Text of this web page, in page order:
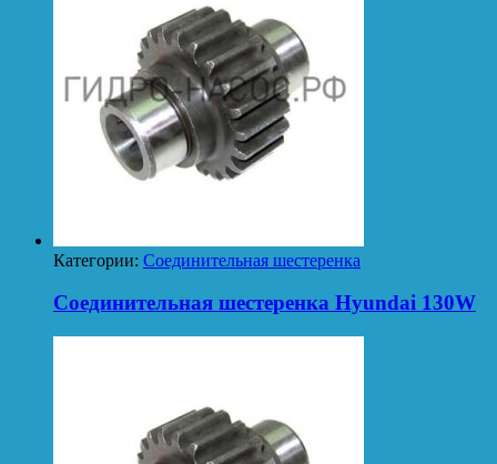
Категории: Соединительная шестеренка
Соединительная шестеренка Hyundai 130W